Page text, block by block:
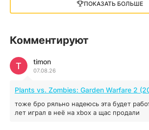
illWill
04.12.2025
MAFIA: THE OLD COUNTRY
44.98 ГБ 2025
04.12.2025
ПОКАЗАТЬ БОЛЬШЕ
Комментируют
timon
07.08.26
T
Plants vs. Zombies: Garden Warfare 2
тоже бро ряльно надеюсь эта будет
лет играл в неё на xbox а щас продали